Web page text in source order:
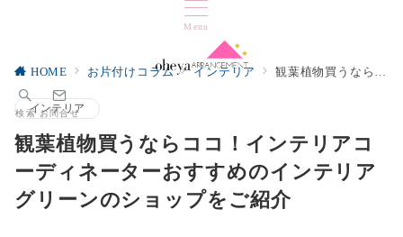
Menu
検索 お問合せ
HOME お片付けコラム インテリア 観葉植物買うならココ！インテリアコーディネーターおすすめのインテリアグリーンのショップをご紹介
インテリア
観葉植物買うならココ！インテリアコ
ーディネーターおすすめのインテリア
グリーンのショップをご紹介